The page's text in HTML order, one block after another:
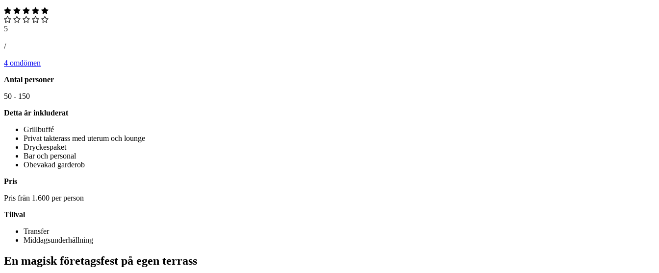
5
/
4 omdömen
Antal personer
50 - 150
Detta är inkluderat
Grillbuffé
Privat takterass med uterum och lounge
Dryckespaket
Bar och personal
Obevakad garderob
Pris
Pris från 1.600 per person
Tillval
Transfer
Middagsunderhållning
En magisk företagsfest på egen terrass